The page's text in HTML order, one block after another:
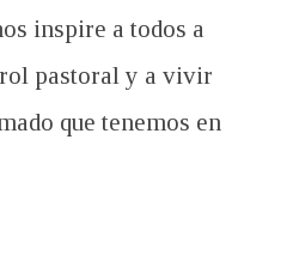
inspire a todos a
pastoral y a vivir
que tenemos en